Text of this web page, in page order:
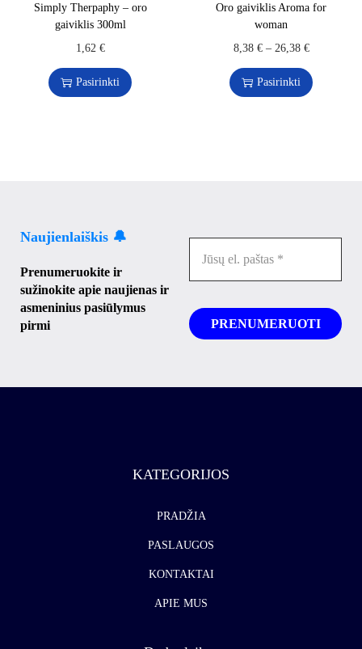
Simply Therpaphy – oro
gaiviklis 300ml
1,62 €
Pasirinkti
Oro gaiviklis Aroma for
woman
8,38 €– 26,38 €
Pasirinkti
Naujienlaiškis 🔔
Prenumeruokite ir
sužinokite apie naujienas ir
asmeninius pasiūlymus
pirmi
KATEGORIJOS
PRADŽIA
PASLAUGOS
KONTAKTAI
APIE MUS